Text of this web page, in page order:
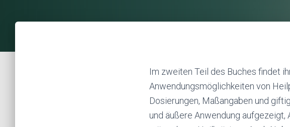
Im zweiten Teil des Buches findet
Anwendungsmöglichkeiten von
Dosierungen, Maßangaben und
und äußere Anwendung